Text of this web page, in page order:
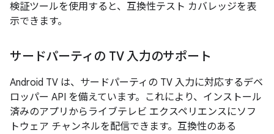
検証ツールを使用すると、互換性テスト カバレッジを表
示できます。
サードパーティの TV 入力のサポート
Android TV は、サードパーティの TV 入力に対応するデベ
ロッパー API を備えています。これにより、インストール
済みのアプリからライブテレビ エクスペリエンスにソフ
トウェア チャンネルを配信できます。互換性のある